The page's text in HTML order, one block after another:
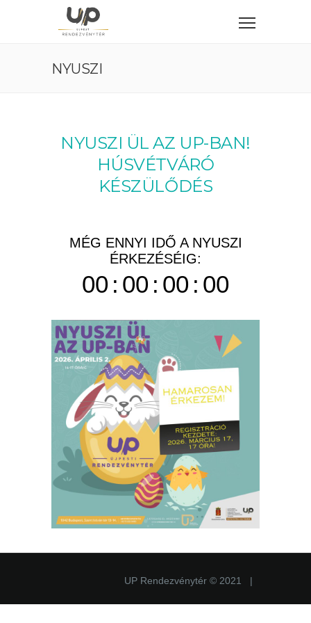
NYUSZI
NYUSZI ÜL AZ UP-BAN!
HÚSVÉTVÁRÓ
KÉSZÜLŐDÉS
MÉG ENNYI IDŐ A NYUSZI
ÉRKEZÉSÉIG:
00 : 00 : 00 : 00
UP Rendezvénytér © 2021 |